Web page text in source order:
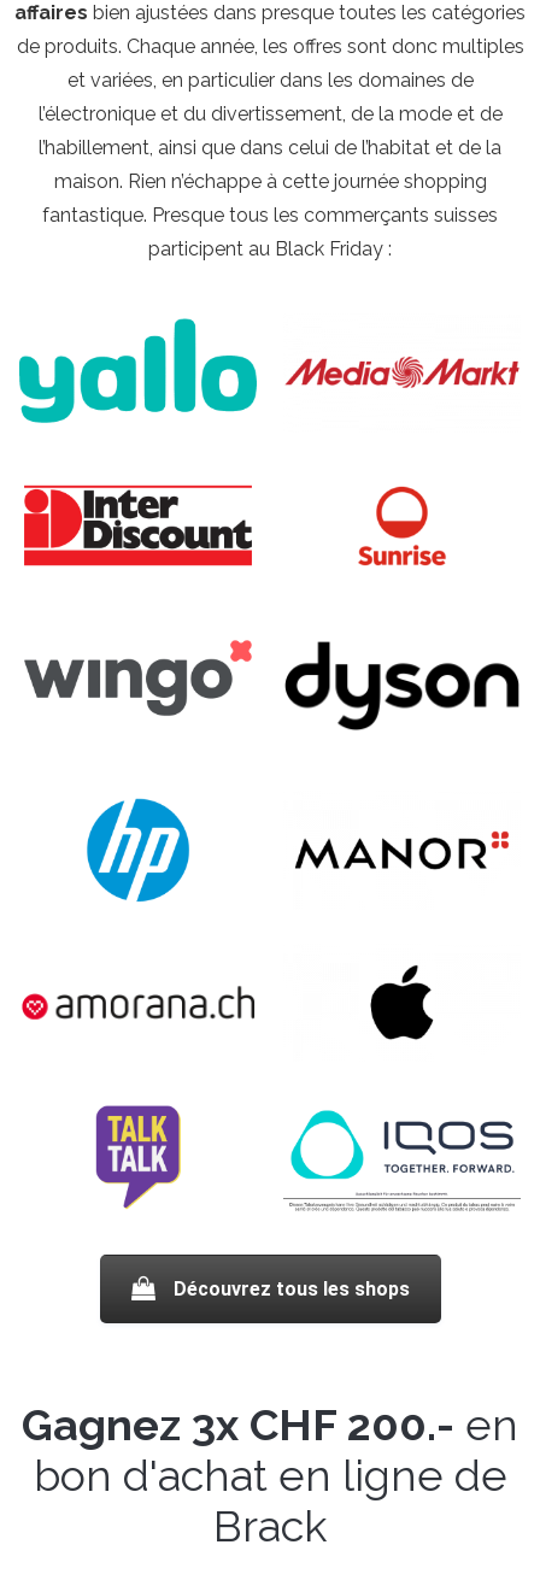
affaires bien ajustées dans presque toutes les catégories
de produits. Chaque année, les offres sont donc multiples
et variées, en particulier dans les domaines de
l’électronique et du divertissement, de la mode et de
l’habillement, ainsi que dans celui de l’habitat et de la
maison. Rien n’échappe à cette journée shopping
fantastique. Presque tous les commerçants suisses
participent au Black Friday :
Découvrez tous les shops
Gagnez 3x CHF 200.- en
bon d'achat en ligne de
Brack